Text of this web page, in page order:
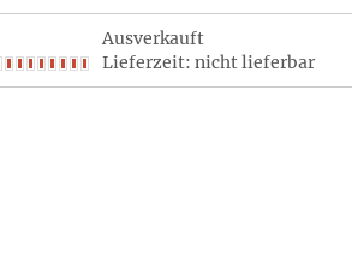
Ausverkauft
Lieferzeit: nicht lieferbar